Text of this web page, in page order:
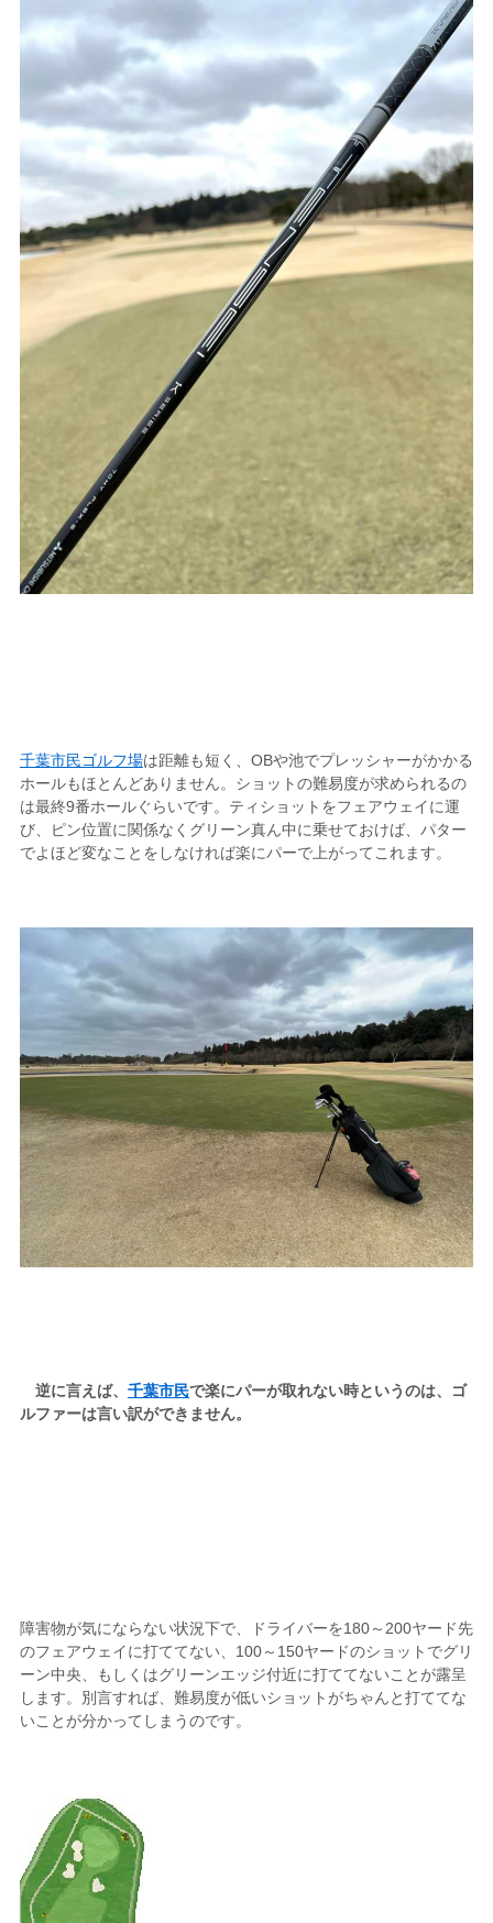
千葉市民ゴルフ場は距離も短く、OBや池でプレッシャーがかかる
ホールもほとんどありません。ショットの難易度が求められるの
は最終9番ホールぐらいです。ティショットをフェアウェイに運
び、ピン位置に関係なくグリーン真ん中に乗せておけば、パター
でよほど変なことをしなければ楽にパーで上がってこれます。
逆に言えば、 千葉市民で楽にパーが取れない時というのは、ゴ
ルファーは言い訳ができません。
障害物が気にならない状況下で、ドライバーを180～200ヤード先
のフェアウェイに打ててない、100～150ヤードのショットでグリ
ーン中央、もしくはグリーンエッジ付近に打ててないことが露呈
します。別言すれば、難易度が低いショットがちゃんと打ててな
いことが分かってしまうのです。